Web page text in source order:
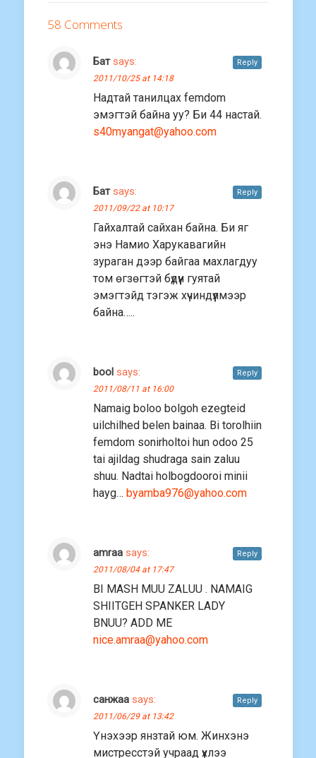
58 Comments
Бат says:
2011/10/25 at 14:18
Надтай танилцах femdom
эмэгтэй байна уу? Би 44 настай.
s40myangat@yahoo.com
Reply
Бат says:
2011/09/22 at 10:17
Гайхалтай сайхан байна. Би яг
энэ Намио Харукавагийн
зураган дээр байгаа махлагдуу
том өгзөгтэй бүдүүн гуятай
эмэгтэйд тэгэж хүчиндүүлмээр
байна…..
Reply
bool says:
2011/08/11 at 16:00
Namaig boloo bolgoh ezegteid
uilchilhed belen bainaa. Bi torolhiin
femdom sonirholtoi hun odoo 25
tai ajildag shudraga sain zaluu
shuu. Nadtai holbogdooroi minii
hayg… byamba976@yahoo.com
Reply
amraa says:
2011/08/04 at 17:47
BI MASH MUU ZALUU . NAMAIG
SHIITGEH SPANKER LADY
BNUU? ADD ME
nice.amraa@yahoo.com
Reply
санжаа says:
2011/06/29 at 13:42
Үнэхээр янзтай юм. Жинхэнэ
мистресстэй учраад үхлээ
Reply